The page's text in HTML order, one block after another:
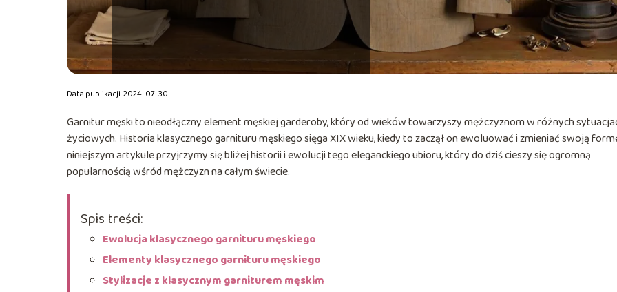
Data publikacji: 2024-07-30
Garnitur męski to nieodłączny element męskiej garderoby, który od wieków towarzyszy mężczyznom w różnych
życiowych. Historia klasycznego garnituru męskiego sięga XIX wieku, kiedy to zaczął on ewoluować i zmieniać swoją
niniejszym artykule przyjrzymy się bliżej historii i ewolucji tego eleganckiego ubioru, który do dziś cieszy się ogromną
popularnością wśród mężczyzn na całym świecie.
Spis treści:
Ewolucja klasycznego garnituru męskiego
Elementy klasycznego garnituru męskiego
Stylizacje z klasycznym garniturem męskim